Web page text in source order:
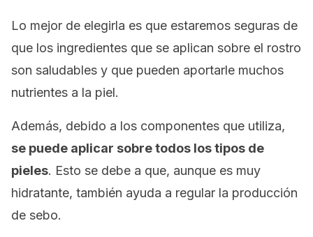
Lo mejor de elegirla es que estaremos seguras de
que los ingredientes que se aplican sobre el rostro
son saludables y que pueden aportarle muchos
nutrientes a la piel.
Además, debido a los componentes que utiliza,
se puede aplicar sobre todos los tipos de
pieles. Esto se debe a que, aunque es muy
hidratante, también ayuda a regular la producción
de sebo.